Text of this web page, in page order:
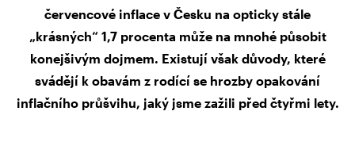
červencové inflace v Česku na opticky stále
„krásných“ 1,7 procenta může na mnohé působit
konejšivým dojmem. Existují však důvody, které
svádějí k obavám z rodící se hrozby opakování
inflačního průšvihu, jaký jsme zažili před čtyřmi lety.